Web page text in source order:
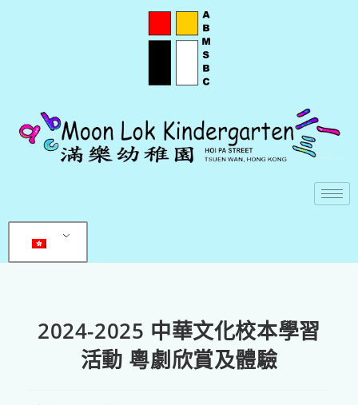
2024-2025 中華文化校本學習
活動 粵劇欣賞及體驗